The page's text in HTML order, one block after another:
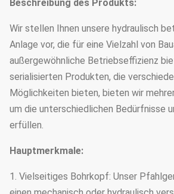
Beschreibung des Produkts:
Wir stellen Ihnen unsere hydraulisch
Anlage vor, die für eine Vielzahl von
außergewöhnliche Betriebseffizienz
serialisierten Produkten, die
Möglichkeiten bieten, bieten wir
um die unterschiedlichen Bedürfnisse
erfüllen.
Hauptmerkmale:
1. Vielseitiges Bohrkopf: Unser